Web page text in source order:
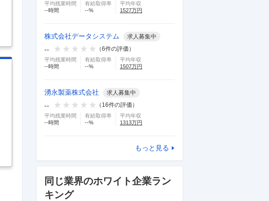
平均残業時間
--時間
有給取得率
--%
平均年収
1527万円
株式会社データシステム 求人募集中
-- （6件の評価）
平均残業時間
--時間
有給取得率
--%
平均年収
1507万円
湧永製薬株式会社 求人募集中
-- （ 16件の評価）
平均残業時間
--時間
有給取得率
--%
平均年収
1313万円
もっと見る
同じ業界のホワイト企業ラン
キング